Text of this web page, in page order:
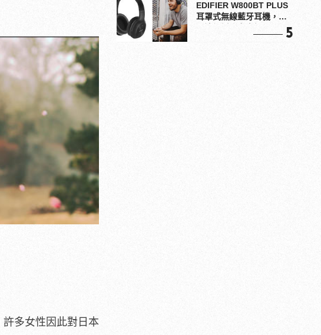
許多女性因此對日本
EDIFIER W800BT PLUS
耳罩式無線藍牙耳機，在
5